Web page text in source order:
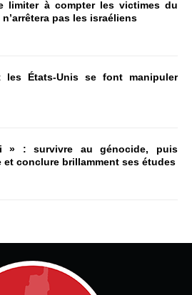
limiter à compter les victimes du
pas les israéliens
les États-Unis se font manipuler
» : survivre au génocide, puis
et conclure brillamment ses études